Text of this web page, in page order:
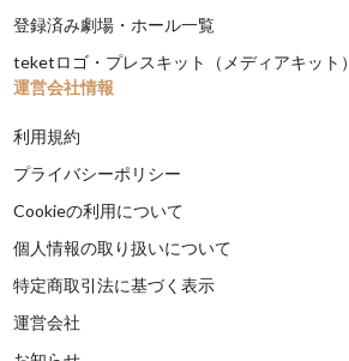
登録済み劇場・ホール一覧
teketロゴ・プレスキット（メディアキット）
運営会社情報
利用規約
プライバシーポリシー
Cookieの利用について
個人情報の取り扱いについて
特定商取引法に基づく表示
運営会社